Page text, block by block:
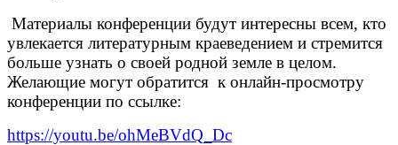
Материалы конференции будут интересны всем, кто
увлекается литературным краеведением и стремится
больше узнать о своей родной земле в целом.
Желающие могут обратится к онлайн-просмотру
конференции по ссылке:
https://youtu.be/ohMeBVdQ_Dc